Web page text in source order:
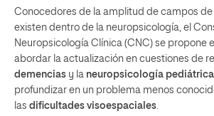
Conocedores de la amplitud de campos
existen dentro de la neuropsicología, el
Neuropsicología Clínica (CNC) se propone
abordar la actualización en cuestiones de
demencias y la neuropsicología pediátrica
profundizar en un problema menos
las dificultades visoespaciales